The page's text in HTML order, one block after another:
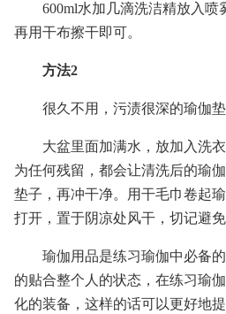
600ml水加几滴洗洁精放入喷
再用干布擦干即可。
方法2
很久不用，污渍很深的瑜伽垫
大盆里面加满水，放加入洗
为任何残留，都会让清洗后的瑜
垫子，再冲干净。用干毛巾卷起
打开，置于阴凉处风干，切记避免
瑜伽用品是练习瑜伽中必备
的贴合整个人的状态，在练习瑜
化的装备，这样的话可以更好地